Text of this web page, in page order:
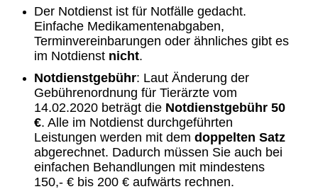
Der Notdienst ist für Notfälle gedacht.
Einfache Medikamentenabgaben,
Terminvereinbarungen oder ähnliches gibt es
im Notdienst nicht.
Notdienstgebühr: Laut Änderung der
Gebührenordnung für Tierärzte vom
14.02.2020 beträgt die Notdienstgebühr 50
€. Alle im Notdienst durchgeführten
Leistungen werden mit demdoppelten Satz
abgerechnet. Dadurch müssen Sie auch bei
einfachen Behandlungen mit mindestens
150,- € bis 200 € aufwärts rechnen.